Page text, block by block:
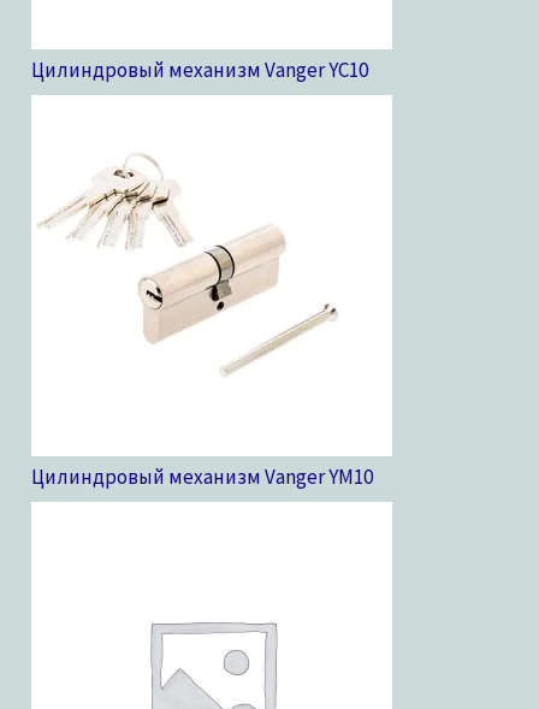
Цилиндровый механизм Vanger YC10
Цилиндровый механизм Vanger YM10